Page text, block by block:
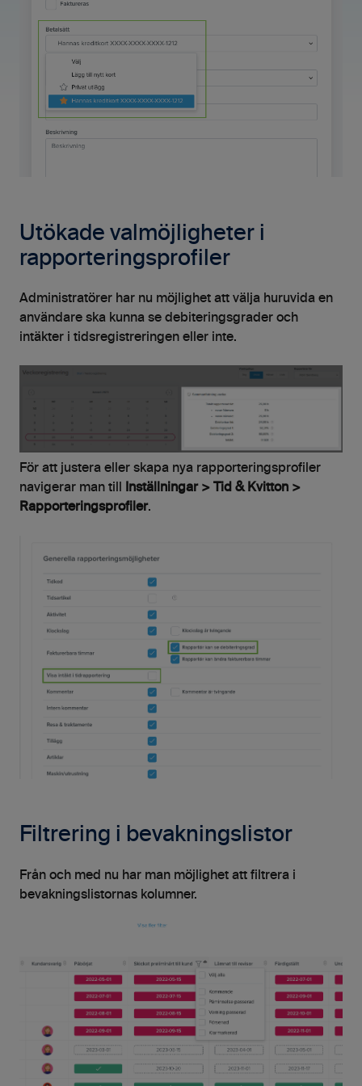
Utökade valmöjligheter i
rapporteringsprofiler
Administratörer har nu möjlighet att välja huruvida en
användare ska kunna se debiteringsgrader och
intäkter i tidsregistreringen eller inte.
För att justera eller skapa nya rapporteringsprofiler
navigerar man till Inställningar > Tid & Kvitton >
Rapporteringsprofiler.
Filtrering i bevakningslistor
Från och med nu har man möjlighet att filtrera i
bevakningslistornas kolumner.